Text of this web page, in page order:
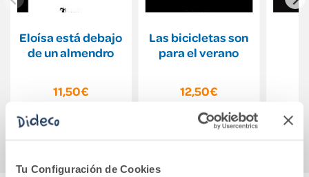
Tu Configuración de Cookies
Eloísa está debajo
de un almendro
11,50€
Comprar
Las bicicletas son
para el verano
12,50€
Comprar